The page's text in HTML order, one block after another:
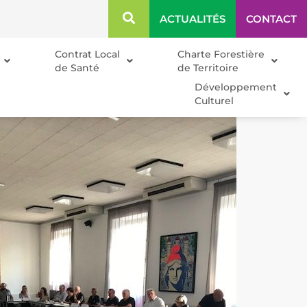
ACTUALITÉS CONTACT
Contrat Local
de Santé
Charte Forestière
de Territoire
Développement
Culturel